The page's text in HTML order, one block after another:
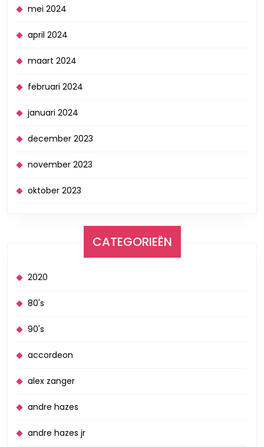
mei 2024
april 2024
maart 2024
februari 2024
januari 2024
december 2023
november 2023
oktober 2023
CATEGORIEËN
2020
80's
90's
accordeon
alex zanger
andre hazes
andre hazes jr